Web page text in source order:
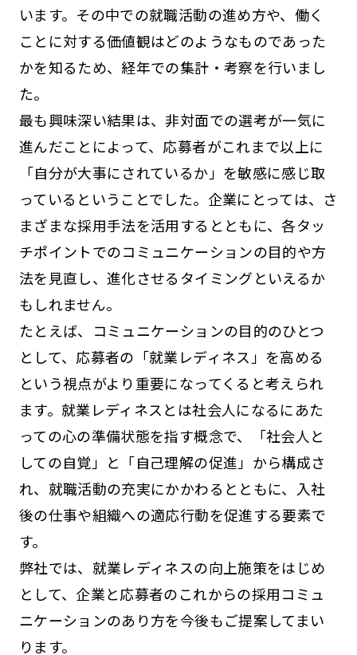
います。その中での就職活動の進め方や、働く
ことに対する価値観はどのようなものであった
かを知るため、経年での集計・考察を行いまし
た。
最も興味深い結果は、非対面での選考が一気に
進んだことによって、応募者がこれまで以上に
「自分が大事にされているか」を敏感に感じ取
っているということでした。企業にとっては、さ
まざまな採用手法を活用するとともに、各タッ
チポイントでのコミュニケーションの目的や方
法を見直し、進化させるタイミングといえるか
もしれません。
たとえば、コミュニケーションの目的のひとつ
として、応募者の「就業レディネス」を高める
という視点がより重要になってくると考えられ
ます。就業レディネスとは社会人になるにあた
っての心の準備状態を指す概念で、「社会人と
しての自覚」と「自己理解の促進」から構成さ
れ、就職活動の充実にかかわるとともに、入社
後の仕事や組織への適応行動を促進する要素で
す。
弊社では、就業レディネスの向上施策をはじめ
として、企業と応募者のこれからの採用コミュ
ニケーションのあり方を今後もご提案してまい
ります。